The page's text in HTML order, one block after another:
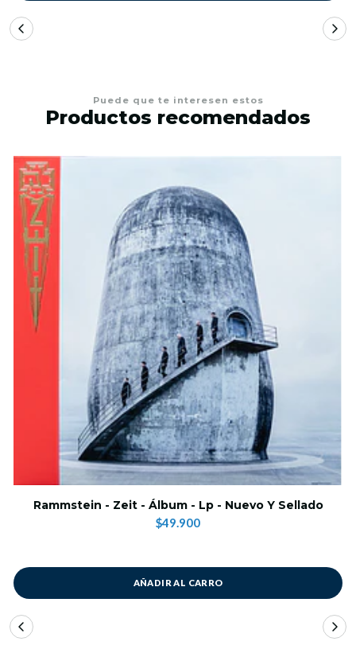
Puede que te interesen estos
Productos recomendados
Rammstein - Zeit - Álbum - Lp - Nuevo Y Sellado
$49.900
AÑADIR AL CARRO